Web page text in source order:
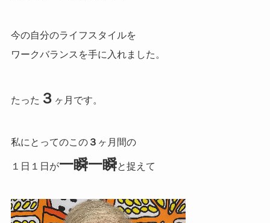
今の自分のライフスタイルを
ワークバランスを手に入れました。
たった ３ ヶ月です。
私にとってのこの３ ヶ月間の
１日１日が一瞬一瞬と捉えて